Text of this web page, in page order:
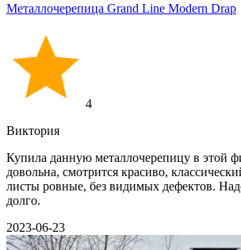
Металлочерепица Grand Line Modern Drap
4
Виктория
Купила данную металлочерепицу в этой
довольна, смотрится красиво,
листы ровные, без видимых дефектов.
долго.
2023-06-23